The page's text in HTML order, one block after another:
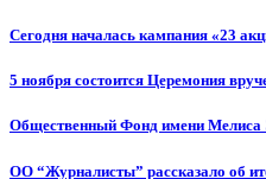
Сегодня началась кампания «23
5 ноября состоится Церемония
Общественный Фонд имени Мелиса
ОО “Журналисты” рассказало об